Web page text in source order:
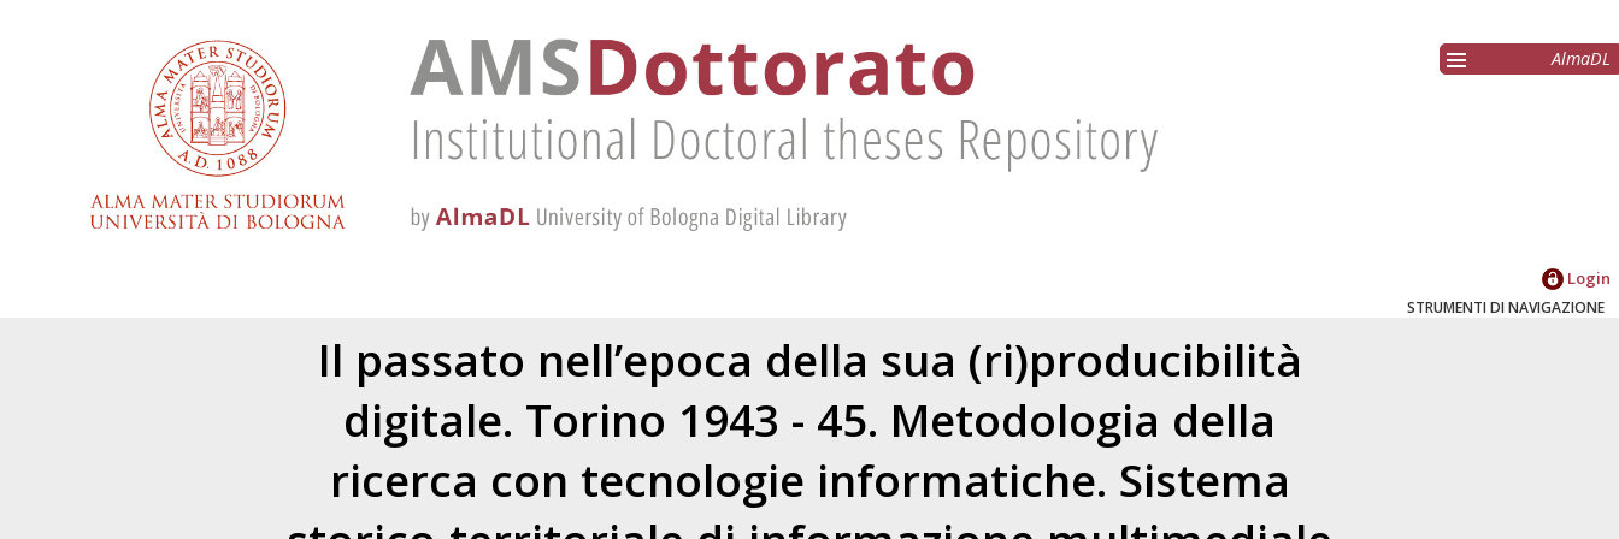
AlmaDL
Login
STRUMENTI DI NAVIGAZIONE
Il passato nell’epoca della sua (ri)producibilità
digitale. Torino 1943 - 45. Metodologia della
ricerca con tecnologie informatiche. Sistema